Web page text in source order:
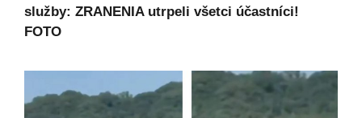
služby: ZRANENIA utrpeli všetci účastníci!
FOTO